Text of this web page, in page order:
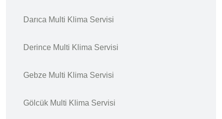
Darıca Multi Klima Servisi
Derince Multi Klima Servisi
Gebze Multi Klima Servisi
Gölcük Multi Klima Servisi